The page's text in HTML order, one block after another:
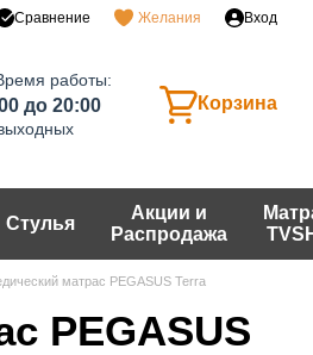
Сравнение Желания Вход
работы:
до 20:00 Корзина
Стулья
Акции и
Распродажа
матрас PEGASUS Terra
PEGASUS